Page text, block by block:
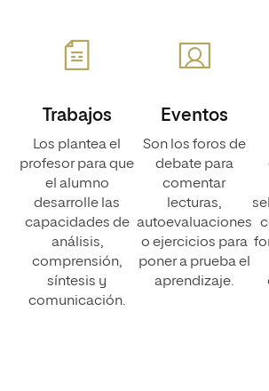
Trabajos
Los plantea el
profesor para que
el alumno
desarrolle las
capacidades de
análisis,
comprensión,
síntesis y
comunicación.
Eventos
Son los foros de
debate para
comentar
lecturas,
autoevaluaciones
o ejercicios para
poner a prueba el
aprendizaje.